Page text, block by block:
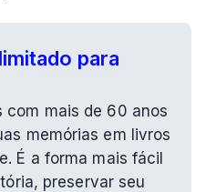
para
com mais de 60 anos
memórias em livros
É a forma mais fácil
preservar seu